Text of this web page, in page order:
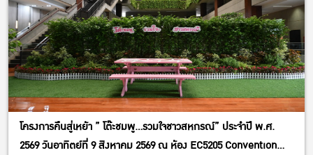
โครงการคืนสู่เหย้า ” โต๊ะชมพู…รวมใจชาวสหกรณ์” ประจำปี พ.ศ.
2569 วันอาทิตย์ที่ 9 สิงหาคม 2569 ณ ห้อง EC5205 Convention